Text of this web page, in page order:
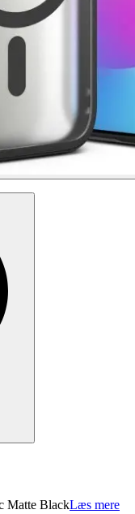
Matte BlackLæs mere